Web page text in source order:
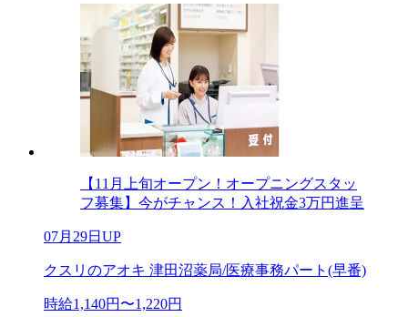
【11月上旬オープン！オープニングスタッ
フ募集】今がチャンス！入社祝金3万円進呈
07月29日UP
クスリのアオキ 津田沼薬局/医療事務パート(早番)
時給1,140円〜1,220円